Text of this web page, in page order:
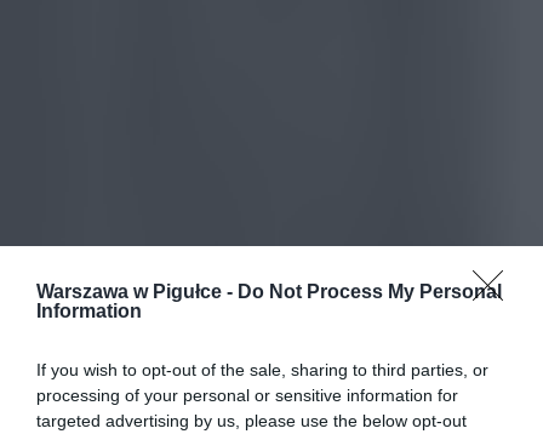
Warszawa w Pigułce - Do Not Process My Personal
Information
If you wish to opt-out of the sale, sharing to third parties, or
processing of your personal or sensitive information for
targeted advertising by us, please use the below opt-out